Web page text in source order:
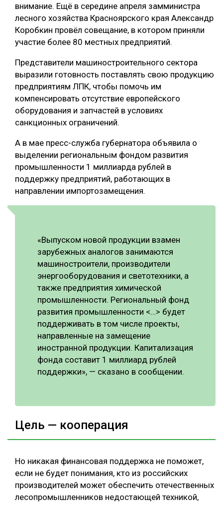
внимание. Ещё в середине апреля замминистра
лесного хозяйства Красноярского края Александр
Коробкин провёл совещание, в котором приняли
участие более 80 местных предприятий.
Представители машиностроительного сектора
выразили готовность поставлять свою продукцию
предприятиям ЛПК, чтобы помочь им
компенсировать отсутствие европейского
оборудования и запчастей в условиях
санкционных ограничений.
А в мае пресс-служба губернатора объявила о
выделении региональным фондом развития
промышленности 1 миллиарда рублей в
поддержку предприятий, работающих в
направлении импортозамещения.
«Выпуском новой продукции взамен
зарубежных аналогов занимаются
машиностроители, производители
энергооборудования и светотехники, а
также предприятия химической
промышленности. Региональный фонд
развития промышленности <…> будет
поддерживать в том числе проекты,
направленные на замещение
иностранной продукции. Капитализация
фонда составит 1 миллиард рублей
поддержки», — сказано в сообщении.
Цель — кооперация
Но никакая финансовая поддержка не поможет,
если не будет понимания, кто из российских
производителей может обеспечить отечественных
лесопромышленников недостающей техникой,